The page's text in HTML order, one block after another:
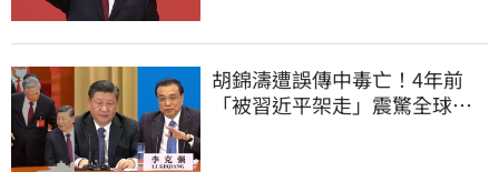
胡錦濤遭誤傳中毒亡！4年前
「被習近平架走」震驚全球